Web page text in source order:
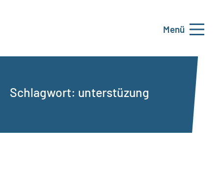
Menü
Schlagwort: unterstüzung